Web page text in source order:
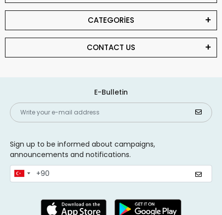
CATEGORİES
CONTACT US
E-Bulletin
Sign up to be informed about campaigns,
announcements and notifications.